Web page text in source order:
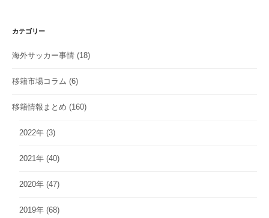
カテゴリー
海外サッカー事情 (18)
移籍市場コラム (6)
移籍情報まとめ (160)
2022年 (3)
2021年 (40)
2020年 (47)
2019年 (68)